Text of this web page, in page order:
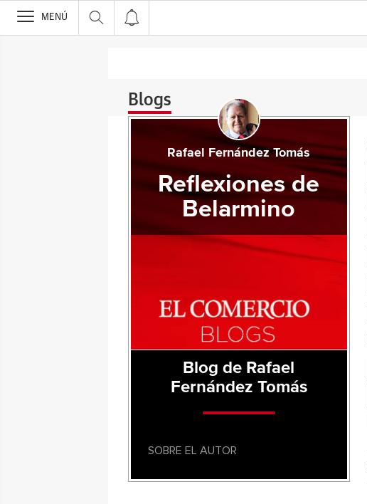
>
MENÚ
Blogs
Rafael Fernández Tomás
Reflexiones de
Belarmino
Blog de Rafael
Fernández Tomás
SOBRE EL AUTOR